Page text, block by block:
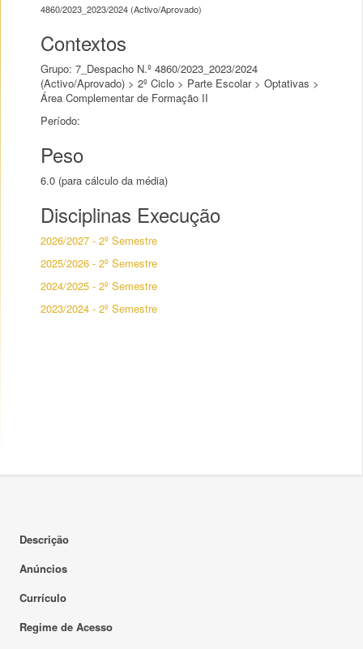
4860/2023_2023/2024 (Activo/Aprovado)
Contextos
Grupo: 7_Despacho N.º 4860/2023_2023/2024
(Activo/Aprovado) > 2º Ciclo > Parte Escolar > Optativas >
Área Complementar de Formação II
Período:
Peso
6.0 (para cálculo da média)
Disciplinas Execução
2026/2027 - 2º Semestre
2025/2026 - 2º Semestre
2024/2025 - 2º Semestre
2023/2024 - 2º Semestre
Descrição
Anúncios
Currículo
Regime de Acesso